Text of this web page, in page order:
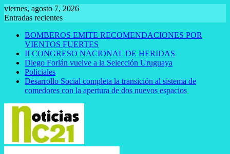
Saltar
al
viernes, agosto 7, 2026
Entradas recientes
BOMBEROS EMITE RECOMENDACIONES POR
VIENTOS FUERTES
II CONGRESO NACIONAL DE HERIDAS
Diego Forlán vuelve a la Selección Uruguaya
Policiales
Desarrollo Social completa la transición al sistema de
comedores con la apertura de dos nuevos espacios